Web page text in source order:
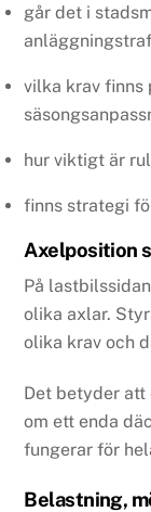
går det i
vilka krav finns
hur viktigt är
finns strategi
Axelposition
På
olika axlar.
olika krav och
Det betyder
om ett enda
fungerar för
Belastning,